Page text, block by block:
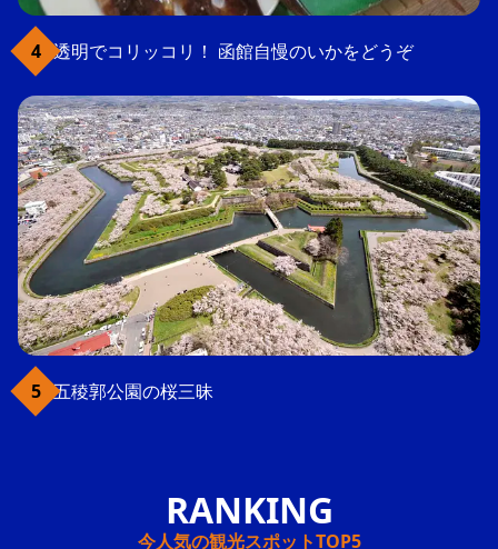
透明でコリッコリ！ 函館自慢のいかをどうぞ
五稜郭公園の桜三昧
今人気の観光スポットTOP5